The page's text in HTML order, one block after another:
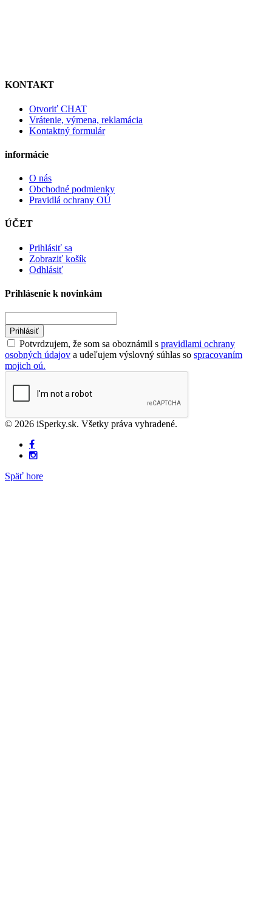
KONTAKT
Otvoriť CHAT
Vrátenie, výmena, reklamácia
Kontaktný formulár
informácie
O nás
Obchodné podmienky
Pravidlá ochrany OÚ
ÚČET
Prihlásiť sa
Zobraziť košík
Odhlásiť
Prihlásenie k novinkám
Prihlásiť
Potvrdzujem, že som sa oboznámil s pravidlami ochrany
osobných údajov a udeľujem výslovný súhlas so spracovaním
mojich oú.
© 2026 iSperky.sk. Všetky práva vyhradené.
Späť hore